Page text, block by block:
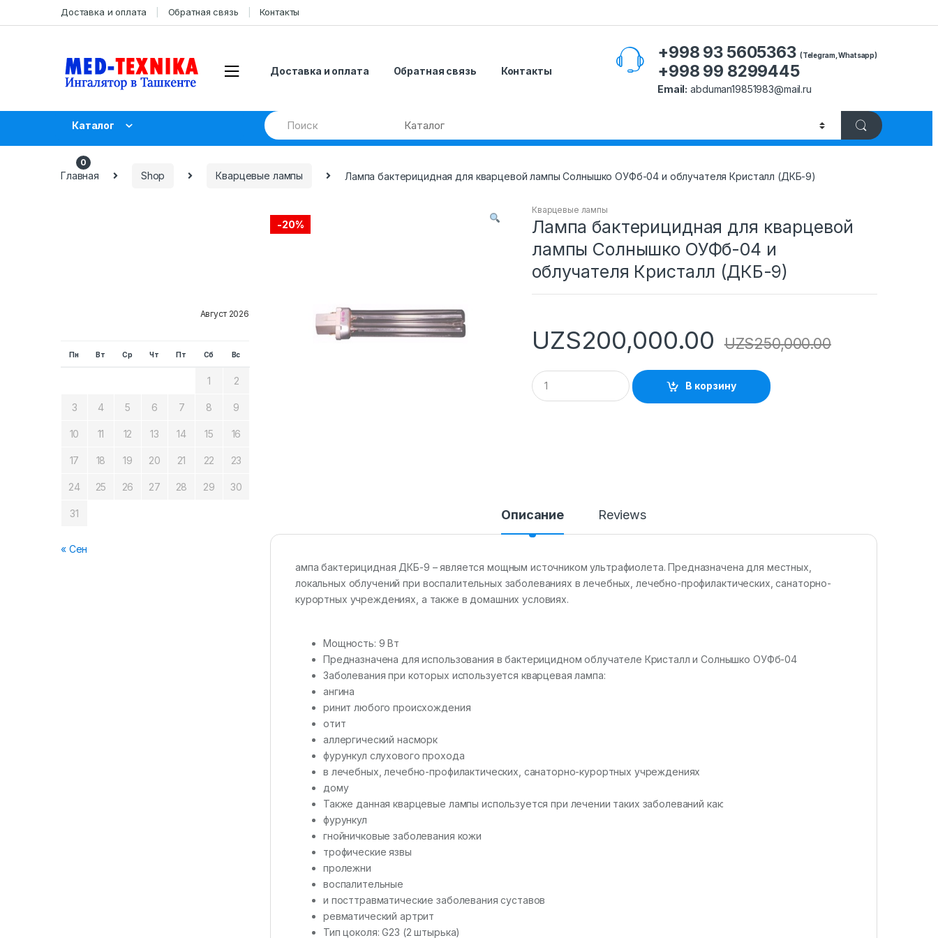
to
to
Доставка и оплата Обратная связь Контакты
Доставка и оплата Обратная связь Контакты
+998 93 5605363 (Telegram, Whatsapp)
+998 99 8299445
Email: abduman19851983@mail.ru
Каталог
Search
for:
0
Главная Shop Кварцевые лампы Лампа бактерицидная для кварцевой лампы Солнышко ОУФб-04 и облучателя Кристалл (ДКБ-9)
-20%
Кварцевые лампы
Лампа бактерицидная для кварцевой
лампы Солнышко ОУФб-04 и
облучателя Кристалл (ДКБ-9)
UZS200,000.00 UZS250,000.00
Q
u
В корзину
Описание Reviews
ампа бактерицидная ДКБ-9 – является мощным источником ультрафиолета. Предназначена для местных,
локальных облучений при воспалительных заболеваниях в лечебных, лечебно-профилактических, санаторно-
курортных учреждениях, а также в домашних условиях.
Мощность: 9 Вт
Предназначена для использования в бактерицидном облучателе Кристалл и Солнышко ОУФб-04
Заболевания при которых используется кварцевая лампа:
ангина
ринит любого происхождения
отит
аллергический насморк
фурункул слухового прохода
в лечебных, лечебно-профилактических, санаторно-курортных учреждениях
дому
Также данная кварцевые лампы используется при лечении таких заболеваний как:
фурункул
гнойничковые заболевания кожи
трофические язвы
пролежни
воспалительные
и посттравматические заболевания суставов
ревматический артрит
Тип цоколя: G23 (2 штырька)
Август 2026
Пн Вт Ср Чт Пт Сб Вс
1 2
3 4 5 6 7 8 9
10 11 12 13 14 15 16
17 18 19 20 21 22 23
24 25 26 27 28 29 30
31
« Сен